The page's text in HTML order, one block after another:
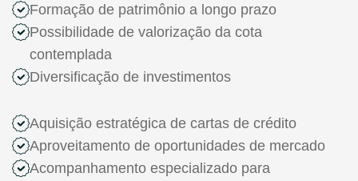
Formação de patrimônio a longo prazo
Possibilidade de valorização da cota
contemplada
Diversificação de investimentos
Aquisição estratégica de cartas de crédito
Aproveitamento de oportunidades de mercado
Acompanhamento especializado para